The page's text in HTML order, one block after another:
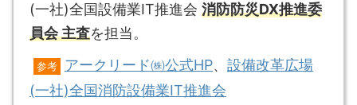
(一社)全国設備業IT推進会 消防防災DX推進委
員会 主査を担当。
参考 アークリード㈱公式HP、 設備改革広場
(一社)全国消防設備業IT推進会